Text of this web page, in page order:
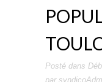
Posté dans
par